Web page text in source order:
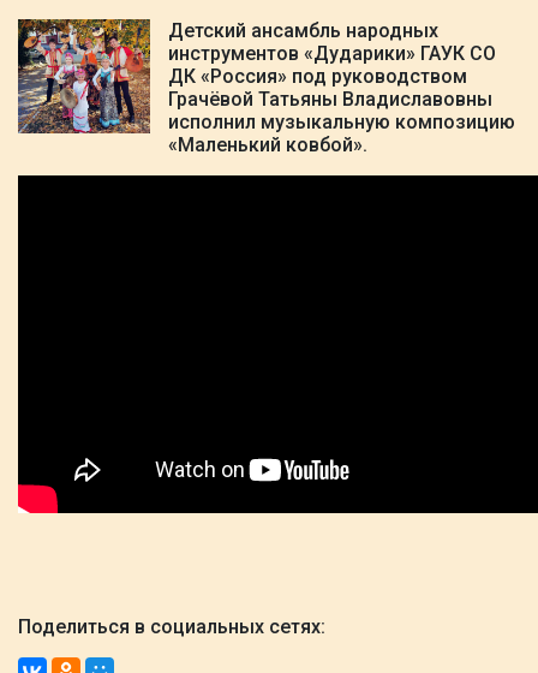
Детский ансамбль народных
инструментов «Дударики» ГАУК СО
ДК «Россия» под руководством
Грачёвой Татьяны Владиславовны
исполнил музыкальную композицию
«Маленький ковбой».
Поделиться в социальных сетях: